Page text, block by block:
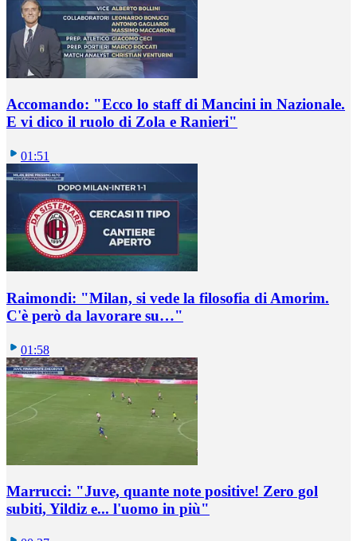
Accomando: "Ecco lo staff di Mancini in Nazionale.
E vi dico il ruolo di Zola e Ranieri"
01:51
Raimondi: "Milan, si vede la filosofia di Amorim.
C'è però da lavorare su…"
01:58
Marrucci: "Juve, quante note positive! Zero gol
subiti, Yildiz e... l'uomo in più"